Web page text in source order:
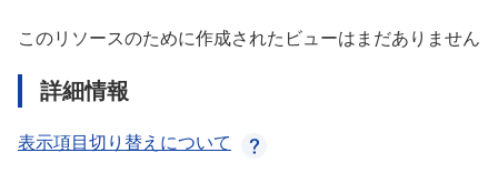
このリソースのために作成されたビューはまだありません
詳細情報
表示項目切り替えについて